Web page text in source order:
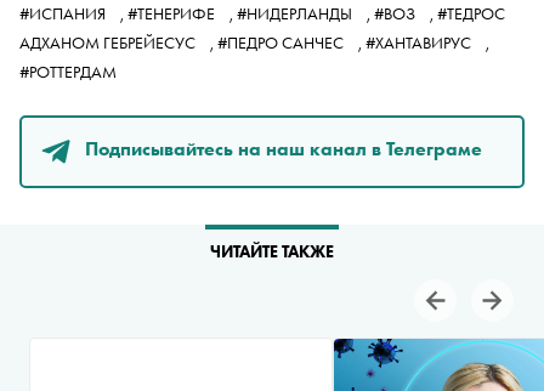
#ИСПАНИЯ #ТЕНЕРИФЕ #НИДЕРЛАНДЫ #ВОЗ
#ТЕДРОС
АДХАНОМ ГЕБРЕЙЕСУС
#ПЕДРО САНЧЕС #ХАНТАВИРУС
#РОТТЕРДАМ
Подписывайтесь на наш канал в Телеграме
ЧИТАЙТЕ ТАКЖЕ